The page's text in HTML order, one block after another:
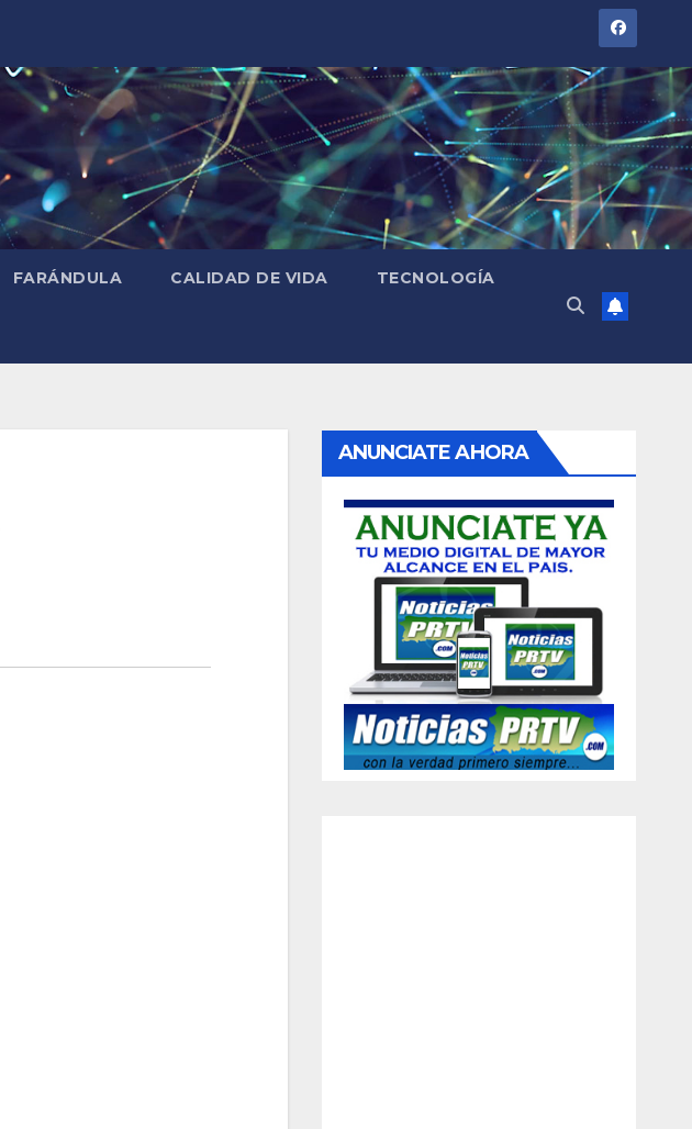
FARÁNDULA CALIDAD DE VIDA TECNOLOGÍA
ANUNCIATE AHORA